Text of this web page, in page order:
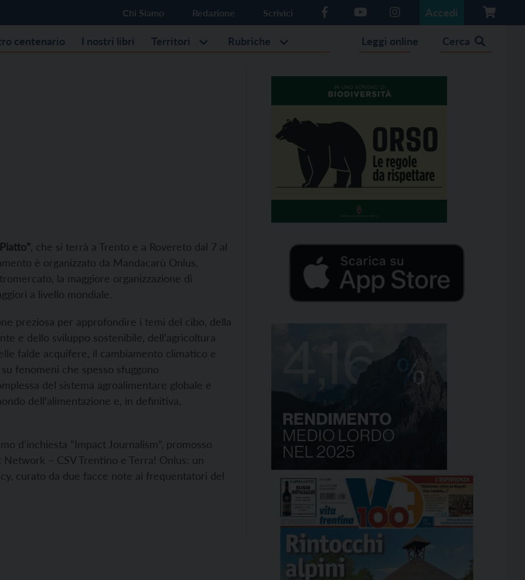
Chi Siamo Redazione Scrivici Accedi
centenario I nostri libri Territori Rubriche Leggi online Cerca
, che si terrà a Trento e a Rovereto dal 7 al
è organizzato da Mandacarù Onlus,
la maggiore organizzazione di
a livello mondiale.
preziosa per approfondire i temi del cibo, della
e dello sviluppo sostenibile, dell’agricoltura
falde acquifere, il cambiamento climatico e
fenomeni che spesso sfuggono
del sistema agroalimentare globale e
dell’alimentazione e, in definitiva,
d’inchiesta “Impact Journalism”, promosso
– CSV Trentino e Terra! Onlus: un
curato da due facce note ai frequentatori del